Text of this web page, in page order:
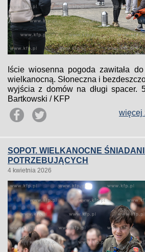
Iście wiosenna pogoda zawitała
wielkanocną. Słoneczna i
wyjścia z domów na długi spacer.
Bartkowski / KFP
więcej
SOPOT. WIELKANOCNE
POTRZEBUJĄCYCH
4 kwietnia 2026